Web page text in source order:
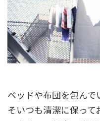
ベッドや布団を包ん
そいつも清潔に保っ